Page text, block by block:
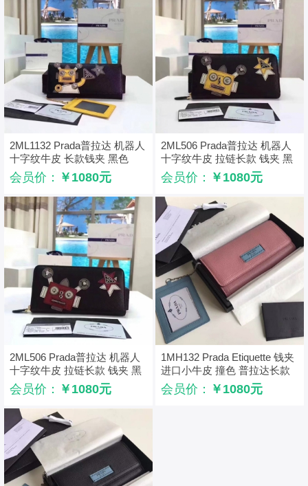
2ML1132 Prada普拉达 机器人
十字纹牛皮 长款钱夹 黑色
会员价： ￥1080元
2ML506 Prada普拉达 机器人
十字纹牛皮 拉链长款 钱夹 黑
配黄
会员价： ￥1080元
2ML506 Prada普拉达 机器人
十字纹牛皮 拉链长款 钱夹 黑
配红
会员价： ￥1080元
1MH132 Prada Etiquette 钱夹
进口小牛皮 撞色 普拉达长款
钱夹 粉配蓝
会员价： ￥1080元